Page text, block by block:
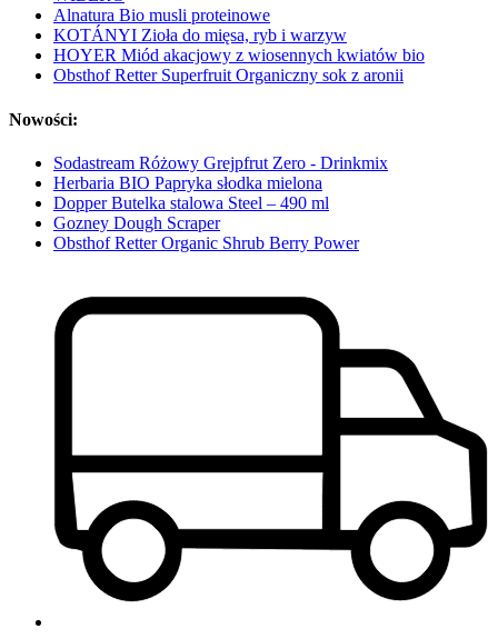
Alnatura Bio musli proteinowe
KOTÁNYI Zioła do mięsa, ryb i warzyw
HOYER Miód akacjowy z wiosennych kwiatów bio
Obsthof Retter Superfruit Organiczny sok z aronii
Nowości:
Sodastream Różowy Grejpfrut Zero - Drinkmix
Herbaria BIO Papryka słodka mielona
Dopper Butelka stalowa Steel – 490 ml
Gozney Dough Scraper
Obsthof Retter Organic Shrub Berry Power